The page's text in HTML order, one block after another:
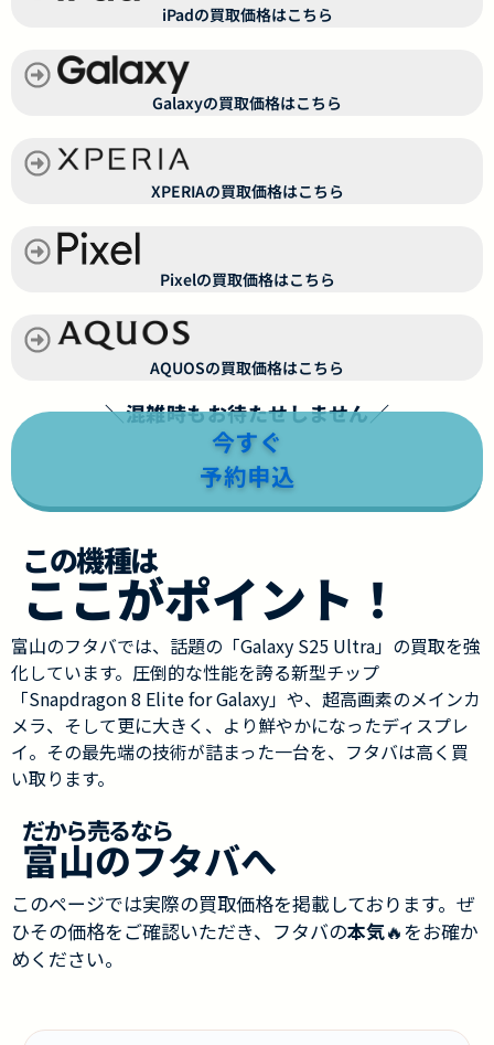
iPadの買取価格はこちら
Galaxyの買取価格はこちら
XPERIAの買取価格はこちら
Pixelの買取価格はこちら
AQUOSの買取価格はこちら
＼混雑時もお待たせしません／
今すぐ
予約申込
この機種は
ここがポイント！
富山のフタバでは、話題の「Galaxy S25 Ultra」の買取を強
化しています。圧倒的な性能を誇る新型チップ
「Snapdragon 8 Elite for Galaxy」や、超高画素のメインカ
メラ、そして更に大きく、より鮮やかになったディスプレ
イ。その最先端の技術が詰まった一台を、フタバは高く買
い取ります。
だから売るなら
富山のフタバへ
このページでは実際の買取価格を掲載しております。ぜ
ひその価格をご確認いただき、フタバの本気🔥をお確か
めください。